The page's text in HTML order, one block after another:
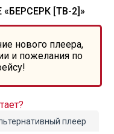
[ТВ-2]»
нового плеера,
и пожелания по
плеер